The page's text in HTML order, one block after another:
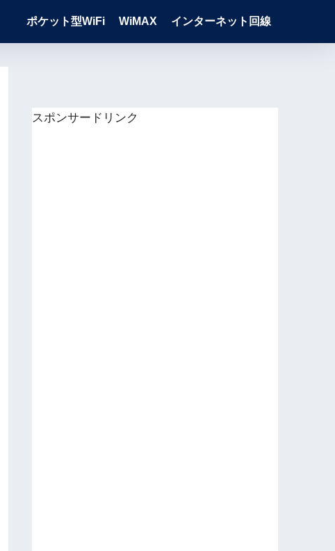
ポケット型WiFi WiMAX インターネット回線
スポンサードリンク